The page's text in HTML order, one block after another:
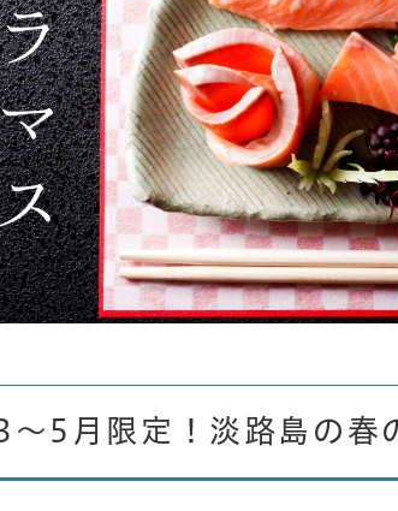
～5月限定！淡路島の春